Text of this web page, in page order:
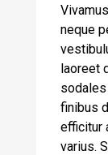
neque
laoreet
sodales
finibus
efficitur
varius.